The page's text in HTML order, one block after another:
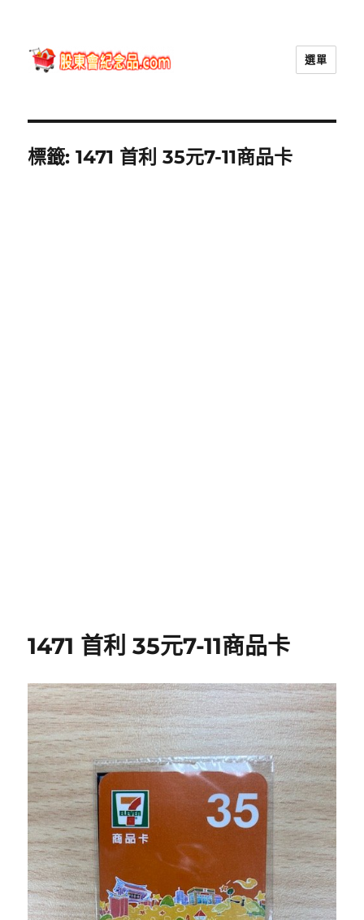
選單
標籤:1471 首利 35元7-11商品卡
1471 首利 35元7-11商品卡